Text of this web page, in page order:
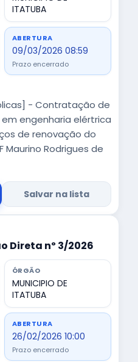
ITATUBA
ABERTURA
09/03/2026 08:59
Prazo encerrado
- Contratação de
engenharia elértrica
de renovação do
Maurino Rodrigues de
Salvar na lista
Direta nº 3/2026
ÓRGÃO
MUNICIPIO DE
ITATUBA
ABERTURA
26/02/2026 10:00
Prazo encerrado